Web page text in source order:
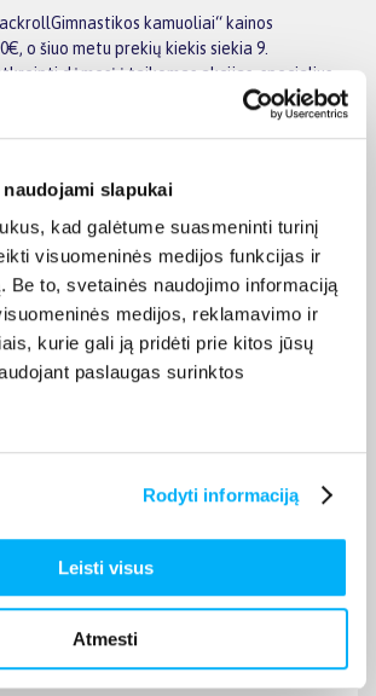
slapukai
kad galėtume suasmeninti turinį
visuomeninės medijos funkcijas ir
Be to, svetainės naudojimo informaciją
medijos, reklamavimo ir
kurie gali ją pridėti prie kitos jūsų
paslaugas surinktos
Rodyti informaciją
Leisti visus
Atmesti
kamuoliai“ kainos
o šiuo metu prekių kiekis siekia 9.
dėmesį į taikomas akcijas, specialius
parametrus bei papildomas pirkimo
išsirinkti geriausiai jūsų poreikius
ir prekių savybių filtrai padeda patogiai
ir greičiau rasti tinkamą prekę.
kamuoliai“ pasiūlymus
prekes ir pirkite internetu patogiai.
per jos aprašyme nurodytą
Gimnastikos kamuoliai
Blackroll Gimnastikos kamuoliai
ir kokia žemiausia